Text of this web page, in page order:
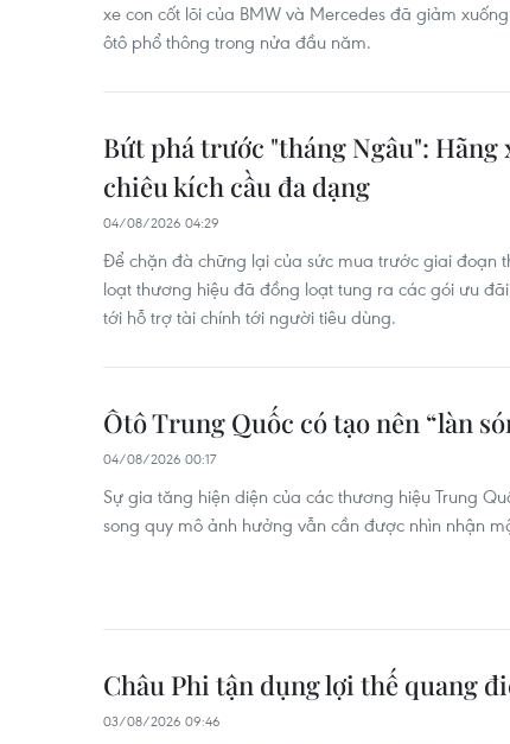
xe con cốt lõi của BMW và Mercedes đã giảm
ôtô phổ thông trong nửa đầu năm.
Bứt phá trước "tháng Ngâu": Hãng
chiêu kích cầu đa dạng
04/08/2026 04:29
Để chặn đà chững lại của sức mua trước giai đoạn
loạt thương hiệu đã đồng loạt tung ra các gói ưu
tới hỗ trợ tài chính tới người tiêu dùng.
Ôtô Trung Quốc có tạo nên “làn
04/08/2026 00:17
Sự gia tăng hiện diện của các thương hiệu Trung
song quy mô ảnh hưởng vẫn cần được nhìn nhận
Châu Phi tận dụng lợi thế quang
03/08/2026 09:46